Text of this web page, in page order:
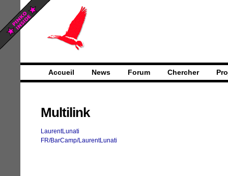
Accueil News Forum Chercher
Multilink
LaurentLunati
FR/BarCamp/LaurentLunati